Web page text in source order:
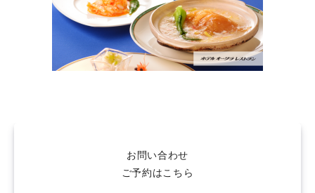
お問い合わせ
ご予約はこちら